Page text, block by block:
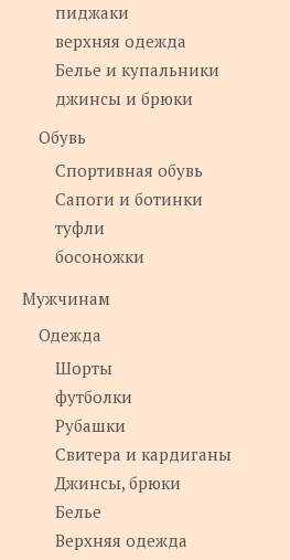
пиджаки
верхняя одежда
Белье и купальники
джинсы и брюки
Обувь
Спортивная обувь
Сапоги и ботинки
туфли
босоножки
Мужчинам
Одежда
Шорты
футболки
Рубашки
Свитера и кардиганы
Джинсы, брюки
Белье
Верхняя одежда